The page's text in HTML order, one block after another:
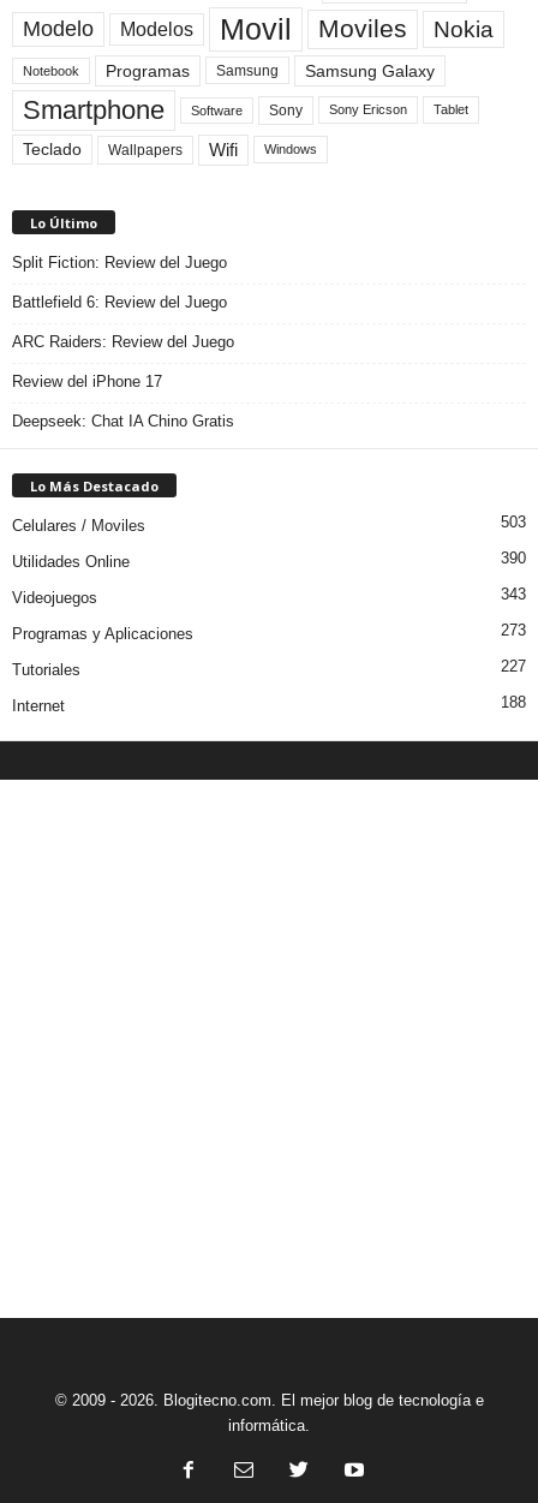
Modelo Modelos Movil Moviles Nokia
Notebook Programas Samsung Samsung Galaxy
Smartphone Software Sony Sony Ericson Tablet
Teclado Wallpapers Wifi Windows
Lo Último
Split Fiction: Review del Juego
Battlefield 6: Review del Juego
ARC Raiders: Review del Juego
Review del iPhone 17
Deepseek: Chat IA Chino Gratis
Lo Más Destacado
Celulares / Moviles 503
Utilidades Online 390
Videojuegos 343
Programas y Aplicaciones 273
Tutoriales 227
Internet 188
© 2009 - 2026. Blogitecno.com. El mejor blog de tecnología e
informática.